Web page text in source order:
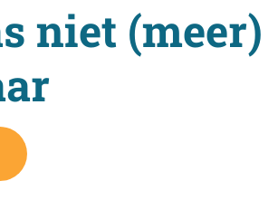
niet (meer)